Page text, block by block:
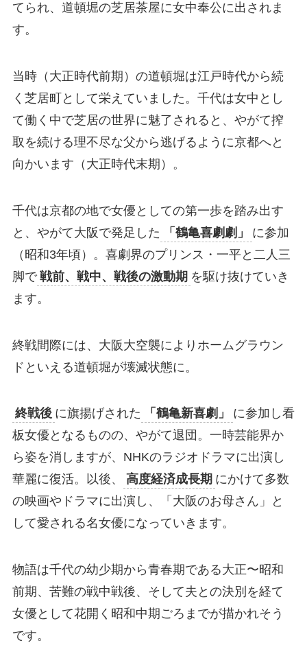
てられ、道頓堀の芝居茶屋に女中奉公に出されま
す。
当時（大正時代前期）の道頓堀は江戸時代から続
く芝居町として栄えていました。千代は女中とし
て働く中で芝居の世界に魅了されると、やがて搾
取を続ける理不尽な父から逃げるように京都へと
向かいます（大正時代末期）。
千代は京都の地で女優としての第一歩を踏み出す
と、やがて大阪で発足した
「鶴亀喜劇劇」
に参加
（昭和3年頃）。喜劇界のプリンス・一平と二人三
脚で 戦前、戦中、戦後の激動期 を駆け抜けていき
ます。
終戦間際には、大阪大空襲によりホームグラウン
ドといえる道頓堀が壊滅状態に。
終戦後 に旗揚げされた 「鶴亀新喜劇」
に参加し看
板女優となるものの、やがて退団。一時芸能界か
ら姿を消しますが、NHKのラジオドラマに出演し
華麗に復活。以後、
高度経済成長期 にかけて多数
の映画やドラマに出演し、「大阪のお母さん」と
して愛される名女優になっていきます。
物語は千代の幼少期から青春期である大正〜昭和
前期、苦難の戦中戦後、そして夫との決別を経て
女優として花開く昭和中期ごろまでが描かれそう
です。